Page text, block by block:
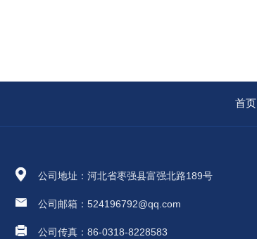
首页
公司地址：河北省枣强县富强北路189号
公司邮箱：524196792@qq.com
公司传真：86-0318-8228583